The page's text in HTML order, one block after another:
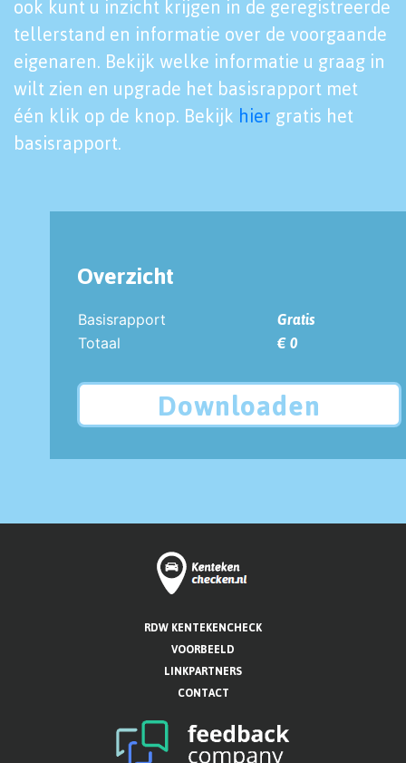
ook kunt u inzicht krijgen in de geregistreerde
tellerstand en informatie over de voorgaande
eigenaren. Bekijk welke informatie u graag in
wilt zien en upgrade het basisrapport met
één klik op de knop. Bekijk hier gratis het
basisrapport.
Overzicht
Basisrapport
Gratis
Totaal
€ 0
Downloaden
RDW KENTEKENCHECK
VOORBEELD
LINKPARTNERS
CONTACT